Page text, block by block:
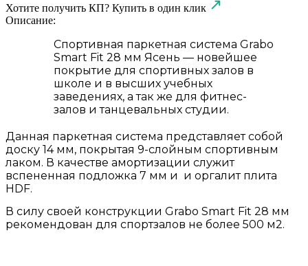
Хотите получить КП? Купить в один клик
Описание:
Спортивная паркетная система Grabo
Smart Fit 28 мм Ясень — новейшее
покрытие для спортивных залов в
школе и в высших учебных
заведениях, а так же для фитнес-
залов и танцевальных студии.
Данная паркетная система представляет собой
доску 14 мм, покрытая 9-слойным спортивным
лаком. В качестве амортизации служит
вспененная подложка 7 мм и и оргалит плита
HDF.
В силу своей конструкции Grabo Smart Fit 28 мм
рекомендован для спортзалов не более 500 м2.